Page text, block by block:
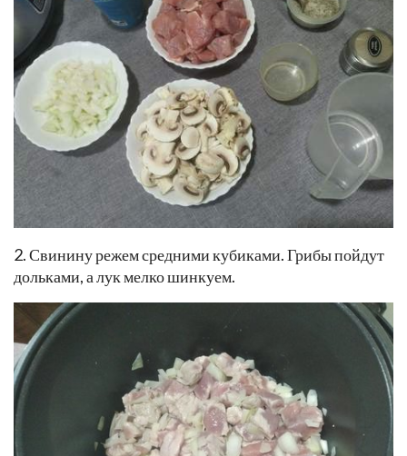
2. Свинину режем средними кубиками. Грибы пойдут
дольками, а лук мелко шинкуем.